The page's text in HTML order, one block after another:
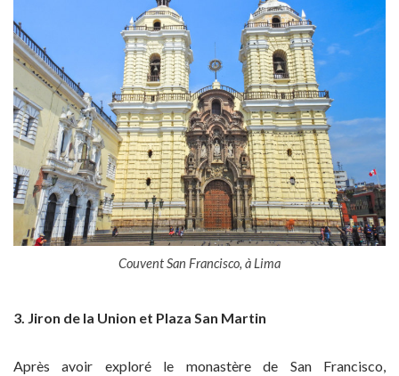
Couvent San Francisco, à Lima
3. Jiron de la Union et Plaza San Martin
Après avoir exploré le monastère de San Francisco,